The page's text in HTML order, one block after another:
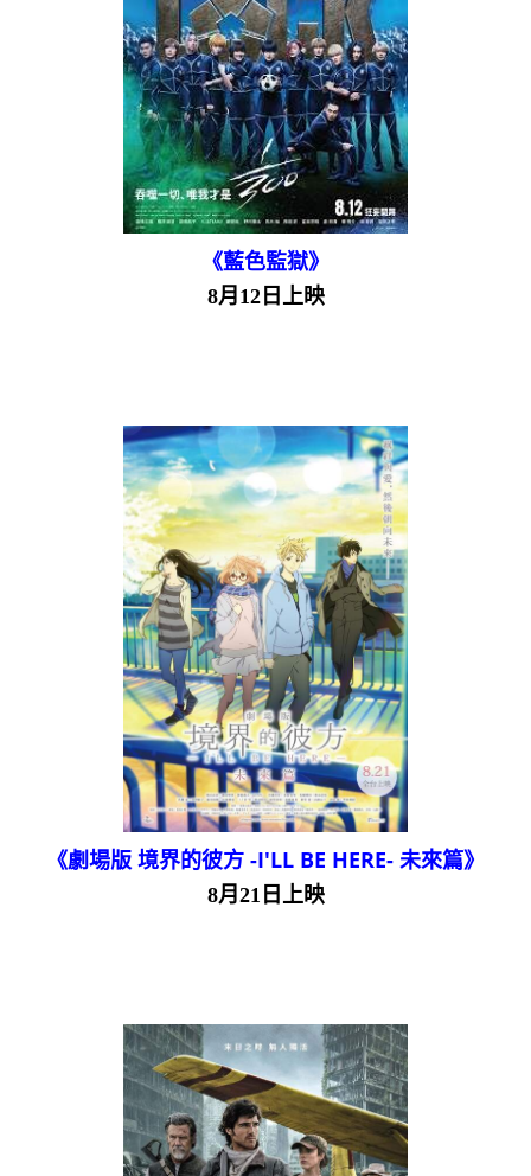
《藍色監獄》
8月12日上映
《劇場版 境界的彼方 -I'LL BE HERE- 未來篇》
8月21日上映